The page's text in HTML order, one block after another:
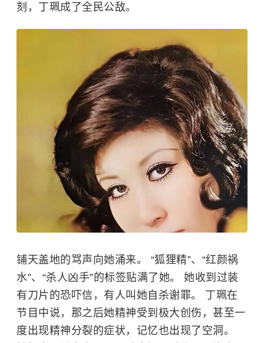
刻，丁珮成了全民公敌。
铺天盖地的骂声向她涌来。 “狐狸精”、“红颜祸
水”、“杀人凶手”的标签贴满了她。 她收到过装
有刀片的恐吓信，有人叫她自杀谢罪。 丁珮在
节目中说，那之后她精神受到极大创伤，甚至一
度出现精神分裂的症状，记忆也出现了空洞。